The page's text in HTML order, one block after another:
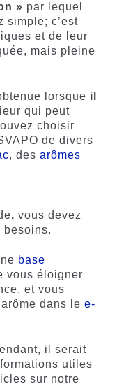
» par lequel
simple; c’est
et de leur
mais pleine
lorsque il
qui peut
choisir
de divers
, des arômes
, vous devez
besoins.
base
vous éloigner
et vous
dans le e-
il serait
utiles
sur notre